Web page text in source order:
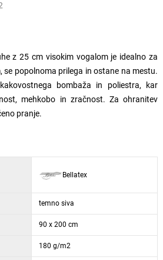
z 25 cm visokim vogalom je idealno za
se popolnoma prilega in ostane na mestu.
bombaža in poliestra, kar
mehkobo in zračnost. Za ohranitev
pranje.
Bellatex
temno siva
90 x 200 cm
180 g/m2